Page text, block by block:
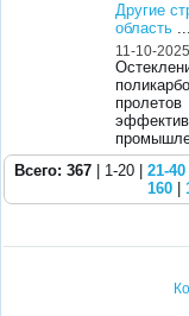
Другие
область ...
11-10-
Всего: 367 | 1-20 | 21-40
160|